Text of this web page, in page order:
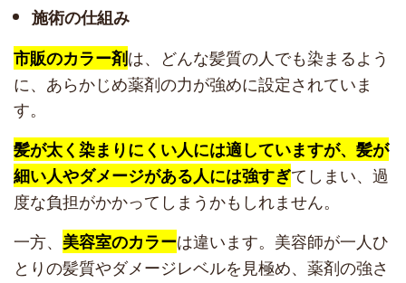
施術の仕組み
市販のカラー剤は、どんな髪質の人でも染まるよう
に、あらかじめ薬剤の力が強めに設定されていま
す。
髪が太く染まりにくい人には適していますが、髪が
細い人やダメージがある人には強すぎてしまい、過
度な負担がかかってしまうかもしれません。
一方、 美容室のカラーは違います。美容師が一人ひ
とりの髪質やダメージレベルを見極め、薬剤の強さ